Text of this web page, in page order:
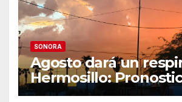
SONORA
Agosto dará un
Hermosillo:
semana lluviosa y